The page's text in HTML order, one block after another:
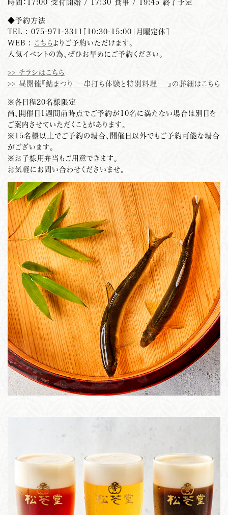
時間：17:00 受付開始 / 17:30 食事 / 19:45 終了予定
◆予約方法
TEL : 075-971-3311［10:30-15:00｜月曜定休］
WEB : こちらよりご予約いただけます。
人気イベントの為、ぜひお早めにご予約ください。
>> チラシはこちら
>> 昼開催『鮎まつり ―串打ち体験と特別料理― 』の詳細はこちら
※各日程20名様限定
尚、開催日1週間前時点でご予約が10名に満たない場合は別日を
ご案内させていただくことがあります。
※15名様以上でご予約の場合、開催日以外でもご予約可能な場合
がございます。
※お子様用弁当もご用意できます。
お気軽にお問い合わせくださいませ。